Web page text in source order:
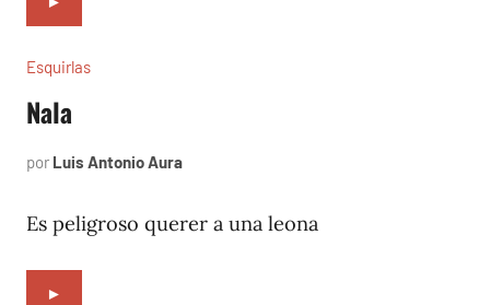
Esquirlas
Nala
por Luis Antonio Aura
2023
Es peligroso querer a una leona
►